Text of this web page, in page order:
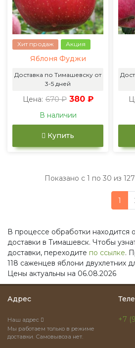
Хит продаж Акция
Яблоня Фуджи
Доставка по Тимашевску от
3-5 дней
Цена: 670 ₽ 380 ₽
В наличии
Купить
Показано с 1 по 30 из
1
В процессе обработки находится
доставки в Тимашевск. Чтобы
доставки, переходите по ссылке.
118 саженцев яблони двухлетних
Цены актуальны на 06.08.2026
Адрес
Наш адрес
Мы работаем только в режиме
доставки. Самовывоза нет.
+7